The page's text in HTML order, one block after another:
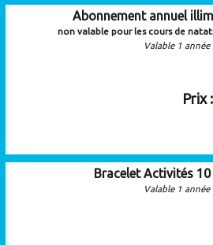
Abonnement annuel
non valable pour les cours de
Valable 1 année
Prix :
Bracelet Activités 10
Valable 1 année